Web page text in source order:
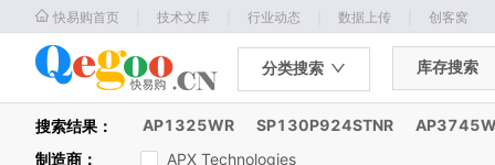
快易购首页 技术文库 行业动态 数据上传 创客窝
分类搜索 库存搜索
搜索结果： AP1325WR SP130P924STNR
制造商 ：
APX Technologies